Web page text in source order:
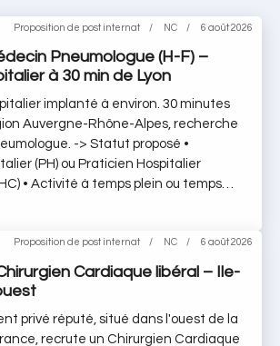
Pneumologue (H-F) –
à 30 min de Lyon
Proposition de post internat NC 6 août 2026
implanté à environ. 30 minutes
Auvergne-Rhône-Alpes, recherche
-> Statut proposé •
(PH) ou Praticien Hospitalier
• Activité à temps plein ou temps
au Conseil de l’Ordre des
Pathologies
: insuffisance respiratoire chronique
d’extension), pneumopathies
Cardiaque libéral – Ile-
Proposition de post internat NC 6 août 2026
privé réputé, situé dans l'ouest de la
recrute un Chirurgien Cardiaque